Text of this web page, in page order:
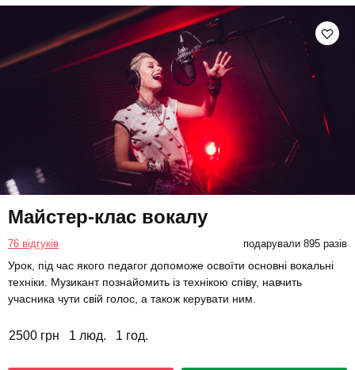
Майстер-клас вокалу
76 відгуків подарували 895 разів
Урок, під час якого педагог допоможе освоїти основні вокальні
техніки. Музикант познайомить із технікою співу, навчить
учасника чути свій голос, а також керувати ним.
2500 грн 1 люд. 1 год.